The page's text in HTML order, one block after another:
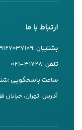
ارتباط با ما
پشتیبان :
تلفن :۰۲۱-۳۱۷۲۸
ساعت پاسخگویی :
آدرس :تهران، خیابان
تماس تلفنی
کارشناس ۲
تماس تلفنی
09197660249